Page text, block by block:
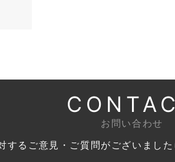
お問い合わせ
するご意見・ご質問がございました